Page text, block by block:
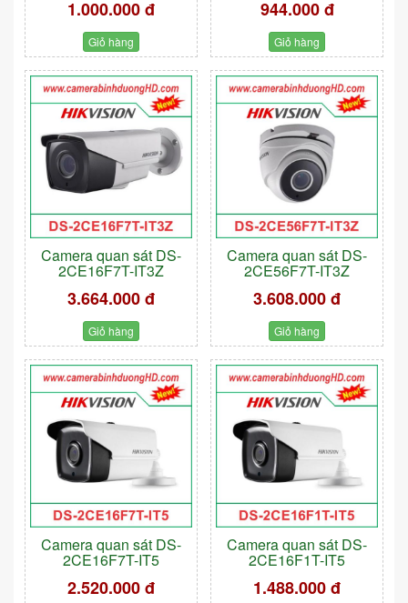
1.000.000 đ
Giỏ hàng
944.000 đ
Giỏ hàng
Camera quan sát DS-
2CE16F7T-IT3Z
3.664.000 đ
Giỏ hàng
Camera quan sát DS-
2CE56F7T-IT3Z
3.608.000 đ
Giỏ hàng
Camera quan sát DS-
2CE16F7T-IT5
2.520.000 đ
Camera quan sát DS-
2CE16F1T-IT5
1.488.000 đ